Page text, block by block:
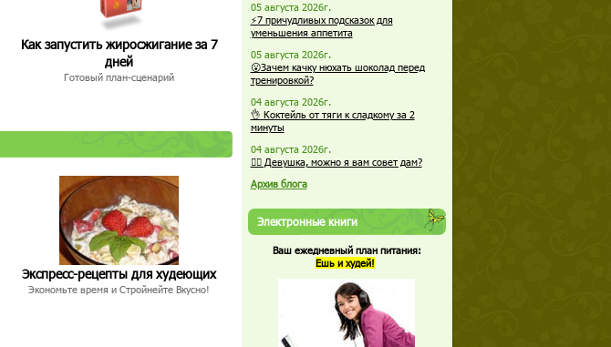
Как запустить жиросжигание за 7
дней
Готовый план-сценарий
Экспресс-рецепты для худеющих
Экономьте время и Стройнейте Вкусно!
05 августа 2026г.
⚡7 причудливых подсказок для
уменьшения аппетита
05 августа 2026г.
😮Зачем качку нюхать шоколад перед
тренировкой?
04 августа 2026г.
👌 Коктейль от тяги к сладкому за 2
минуты
04 августа 2026г.
🏋️‍♀️ Девушка, можно я вам совет дам?
Архив блога
Электронные книги
Ваш ежедневный план питания:
Ешь и худей!